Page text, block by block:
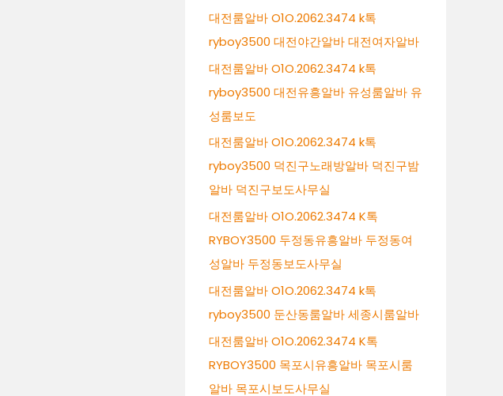
대전룸알바 O1O.2062.3474 k톡
ryboy3500 대전야간알바 대전여자알바
대전룸알바 O1O.2062.3474 k톡
ryboy3500 대전유흥알바 유성룸알바 유
성룸보도
대전룸알바 O1O.2062.3474 k톡
ryboy3500 덕진구노래방알바 덕진구밤
알바 덕진구보도사무실
대전룸알바 O1O.2062.3474 K톡
RYBOY3500 두정동유흥알바 두정동여
성알바 두정동보도사무실
대전룸알바 O1O.2062.3474 k톡
ryboy3500 둔산동룸알바 세종시룸알바
대전룸알바 O1O.2062.3474 K톡
RYBOY3500 목포시유흥알바 목포시룸
알바 목포시보도사무실